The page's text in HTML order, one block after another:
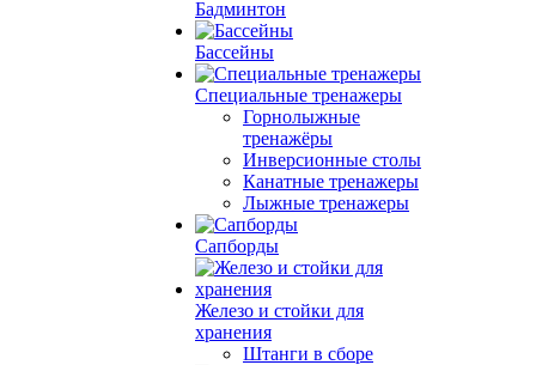
Бадминтон
Бассейны
Специальные тренажеры
Горнолыжные
тренажёры
Инверсионные столы
Канатные тренажеры
Лыжные тренажеры
Сапборды
Железо и стойки для
хранения
Штанги в сборе